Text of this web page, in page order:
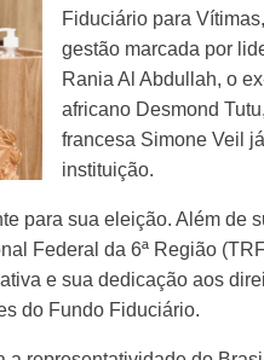
Fiduciário para
gestão marcada por
Rania Al Abdullah, o
africano Desmond
francesa Simone Veil
instituição.
para sua eleição. Além
Federal da 6ª Região
e sua dedicação aos
do Fundo Fiduciário.